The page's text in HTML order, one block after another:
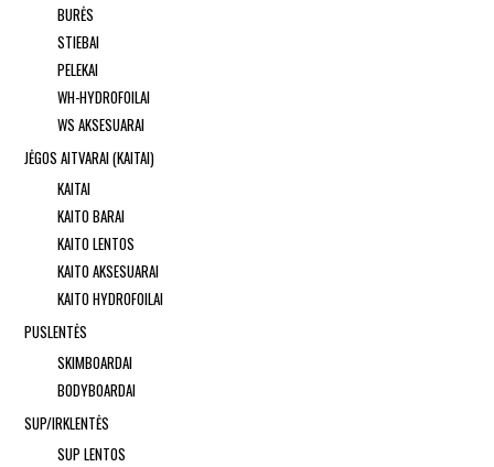
BURĖS
STIEBAI
PELEKAI
WH-HYDROFOILAI
WS AKSESUARAI
JĖGOS AITVARAI (KAITAI)
KAITAI
KAITO BARAI
KAITO LENTOS
KAITO AKSESUARAI
KAITO HYDROFOILAI
PUSLENTĖS
SKIMBOARDAI
BODYBOARDAI
SUP/IRKLENTĖS
SUP LENTOS